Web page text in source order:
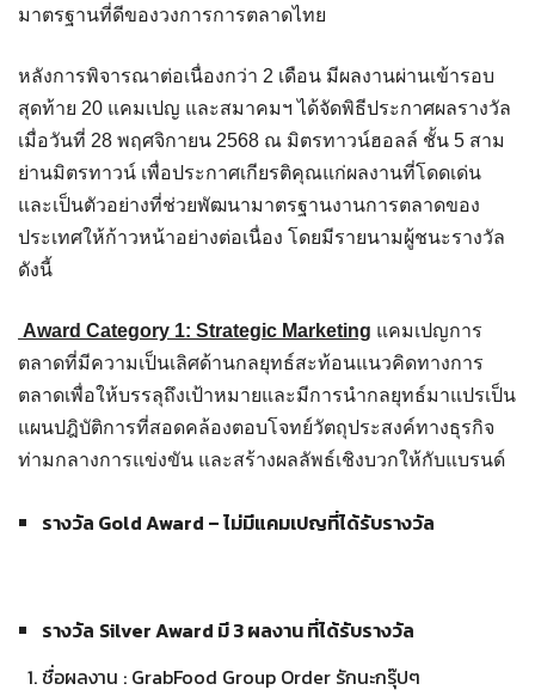
มาตรฐานที่ดีของวงการการตลาดไทย
หลังการพิจารณาต่อเนื่องกว่า 2 เดือน มีผลงานผ่านเข้ารอบ
สุดท้าย 20 แคมเปญ และสมาคมฯ ได้จัดพิธีประกาศผลรางวัล
เมื่อวันที่ 28 พฤศจิกายน 2568 ณ มิตรทาวน์ฮอลล์ ชั้น 5 สาม
ย่านมิตรทาวน์ เพื่อประกาศเกียรติคุณแก่ผลงานที่โดดเด่น
และเป็นตัวอย่างที่ช่วยพัฒนามาตรฐานงานการตลาดของ
ประเทศให้ก้าวหน้าอย่างต่อเนื่อง โดยมีรายนามผู้ชนะรางวัล
ดังนี้
Award Category 1: Strategic Marketing แคมเปญการ
ตลาดที่มีความเป็นเลิศด้านกลยุทธ์สะท้อนแนวคิดทางการ
ตลาดเพื่อให้บรรลุถึงเป้าหมายและมีการนำกลยุทธ์มาแปรเป็น
แผนปฎิบัติการที่สอดคล้องตอบโจทย์วัตถุประสงค์ทางธุรกิจ
ท่ามกลางการแข่งขัน และสร้างผลลัพธ์เชิงบวกให้กับแบรนด์
รางวัล Gold Award –ไม่มีแคมเปญที่ได้รับรางวัล
รางวัล Silver Award มี 3 ผลงาน ที่ได้รับรางวัล
ชื่อผลงาน : GrabFood Group Order รักนะกรุ๊ปๆ